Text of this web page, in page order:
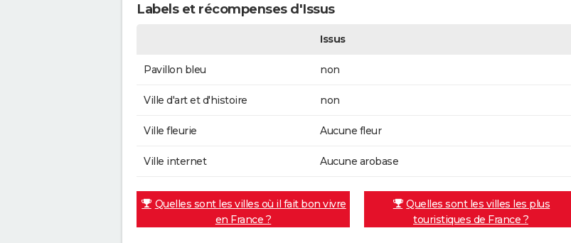
Labels et récompenses d'Issus
Issus
Pavillon bleu non
Ville d'art et d'histoire non
Ville fleurie Aucune fleur
Ville internet Aucune arobase
Quelles sont les villes où il fait bon vivre
en France ?
Quelles sont les villes les plus
touristiques de France ?